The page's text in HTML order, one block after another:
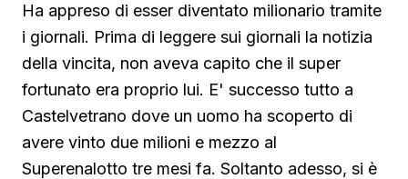
Ha appreso di esser diventato milionario tramite
i giornali. Prima di leggere sui giornali la notizia
della vincita, non aveva capito che il super
fortunato era proprio lui. E' successo tutto a
Castelvetrano dove un uomo ha scoperto di
avere vinto due milioni e mezzo al
Superenalotto tre mesi fa. Soltanto adesso, si è